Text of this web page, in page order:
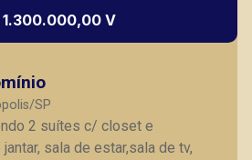
1.300.000,00 V
SP
2 suítes c/ closet e
sala de estar,sala de tv,